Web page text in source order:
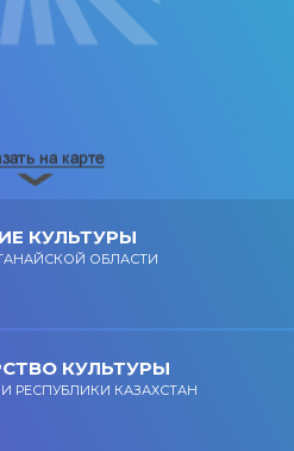
КУЛЬТУРЫ
ОБЛАСТИ
КУЛЬТУРЫ
РЕСПУБЛИКИ КАЗАХСТАН